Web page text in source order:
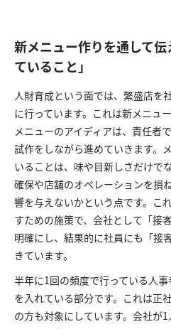
新メニュー作りを通して
ていること」
人財育成という面では、繁盛店を
に行っています。これは新メニュ
メニューのアイディアは、責任者
試作をしながら進めていきます。
いることは、味や目新しさだけで
確保や店舗のオペレーションを損
響を与えないかという点です。こ
すための施策で、会社として「接
明確にし、結果的に社員にも「接
きています。
半年に1回の頻度で行っている人
を入れている部分です。これは正
の方も対象にしています。会社が